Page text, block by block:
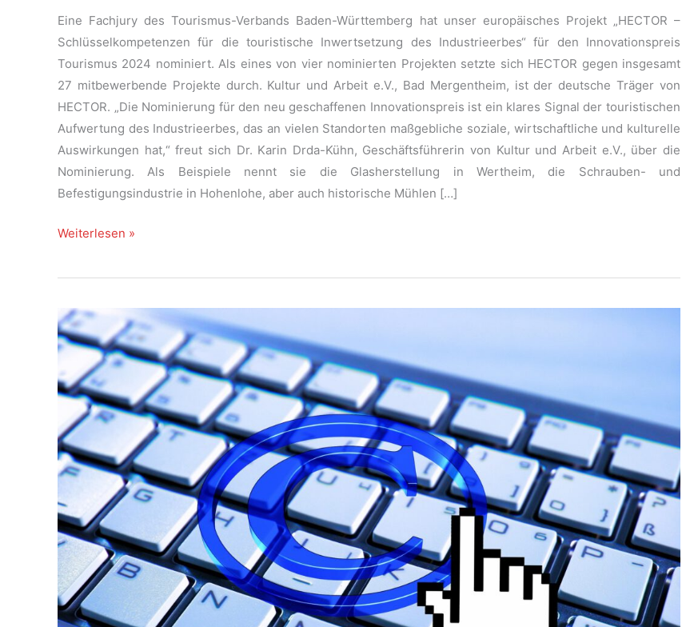
Eine Fachjury des Tourismus-Verbands Baden-Württemberg hat unser europäisches Projekt „HECTOR –
Schlüsselkompetenzen für die touristische Inwertsetzung des Industrieerbes“ für den Innovationspreis
Tourismus 2024 nominiert. Als eines von vier nominierten Projekten setzte sich HECTOR gegen insgesamt
27 mitbewerbende Projekte durch. Kultur und Arbeit e.V., Bad Mergentheim, ist der deutsche Träger von
HECTOR. „Die Nominierung für den neu geschaffenen Innovationspreis ist ein klares Signal der touristischen
Aufwertung des Industrieerbes, das an vielen Standorten maßgebliche soziale, wirtschaftliche und kulturelle
Auswirkungen hat,“ freut sich Dr. Karin Drda-Kühn, Geschäftsführerin von Kultur und Arbeit e.V., über die
Nominierung. Als Beispiele nennt sie die Glasherstellung in Wertheim, die Schrauben- und
Befestigungsindustrie in Hohenlohe, aber auch historische Mühlen […]
Innovationspreis
Baden-
2024
–
HECTOR-
Projekt
nominiert
Weiterlesen »